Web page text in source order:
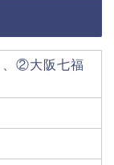
②大阪七福